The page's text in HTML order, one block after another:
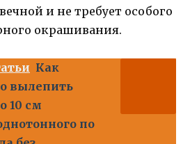
и не требует особого
окрашивания.
Как
вылепить
10 см
по